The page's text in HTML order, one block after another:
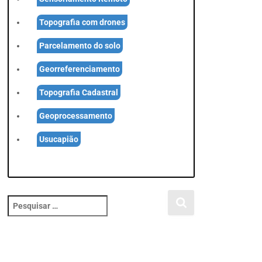
Topografia com drones
Parcelamento do solo
Georreferenciamento
Topografia Cadastral
Geoprocessamento
Usucapião
e